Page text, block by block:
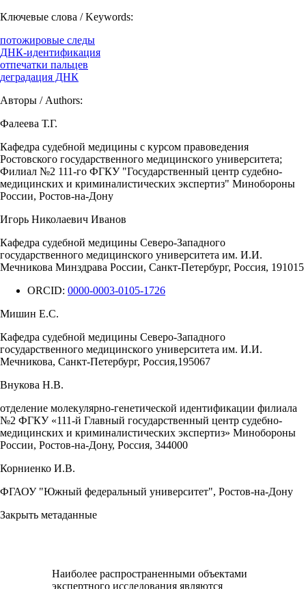
Ключевые слова / Keywords:
потожировые следы
ДНК-идентификация
отпечатки пальцев
деградация ДНК
Авторы / Authors:
Фалеева Т.Г.
Кафедра судебной медицины с курсом правоведения
Ростовского государственного медицинского университета;
Филиал №2 111-го ФГКУ "Государственный центр судебно-
медицинских и криминалистических экспертиз" Минобороны
России, Ростов-на-Дону
Игорь Николаевич Иванов
Кафедра судебной медицины Северо-Западного
государственного медицинского университета им. И.И.
Мечникова Минздрава России, Санкт-Петербург, Россия, 191015
ORCID: 0000-0003-0105-1726
Мишин Е.С.
Кафедра судебной медицины Северо-Западного
государственного медицинского университета им. И.И.
Мечникова, Санкт-Петербург, Россия,195067
Внукова Н.В.
отделение молекулярно-генетической идентификации филиала
№2 ФГКУ «111-й Главный государственный центр судебно-
медицинских и криминалистических экспертиз» Минобороны
России, Ростов-на-Дону, Россия, 344000
Корниенко И.В.
ФГАОУ "Южный федеральный университет", Ростов-на-Дону
Закрыть метаданные
Наиболее распространенными объектами
экспертного исследования являются